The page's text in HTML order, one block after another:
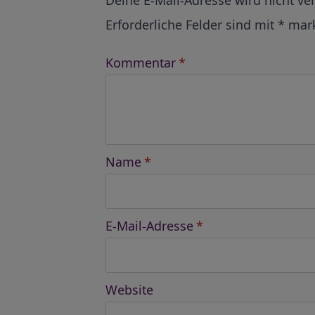
Erforderliche Felder sind mit *
Kommentar *
Name *
E-Mail-Adresse *
Website